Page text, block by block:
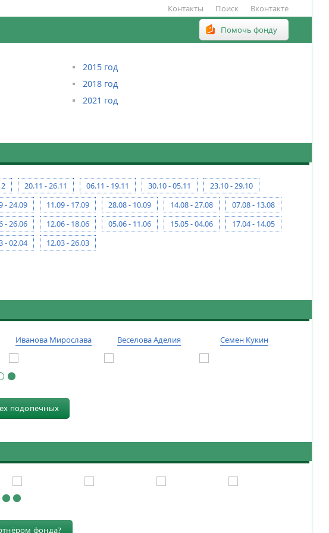
Контакты Поиск Вконтакте
Помочь фонду
2015 год
2018 год
2021 год
20.11 - 26.11 06.11 - 19.11 30.10 - 05.11
23.10 - 29.10
- 24.09 11.09 - 17.09 28.08 - 10.09 14.08 - 27.08
07.08 - 13.08
- 26.06 12.06 - 18.06 05.06 - 11.06 15.05 - 04.06
17.04 - 14.05
- 02.04 12.03 - 26.03
Иванова Мирослава Веселова Аделия Семен Кукин
подопечных
фонда?